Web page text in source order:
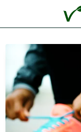
ス
プ